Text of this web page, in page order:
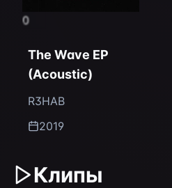
0
The Wave EP
(Acoustic)
R3HAB
2019
Клипы